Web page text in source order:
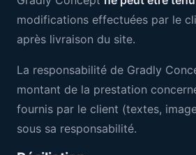
modifications effectuées par le
après livraison du site.
La responsabilité de Gradly
montant de la prestation
fournis par le client (textes,
sous sa responsabilité.